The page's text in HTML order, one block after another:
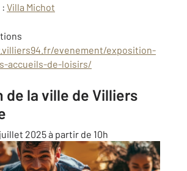
Villa Michot
evenement/exposition-
accueils-de-loisirs/
de la ville de Villiers
juillet 2025à partir de 10h